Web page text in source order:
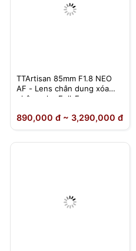
TTArtisan 85mm F1.8 NEO
AF - Lens chân dung xóa
phông cho Full-Frame
890,000 đ ~ 3,290,000 đ